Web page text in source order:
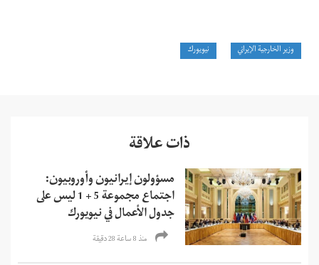
وزير الخارجية الإيراني نيويورك
ذات علاقة
مسؤولون إيرانيون وأوروبيون:
اجتماع مجموعة 5 + 1 ليس على
جدول الأعمال في نيويورك
منذ 8 ساعة 28 دقیقة